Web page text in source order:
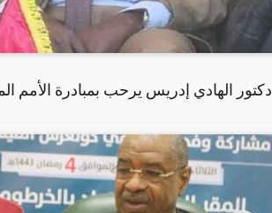
دكتور الهادي إدريس يرحب بمبادرة الأمم